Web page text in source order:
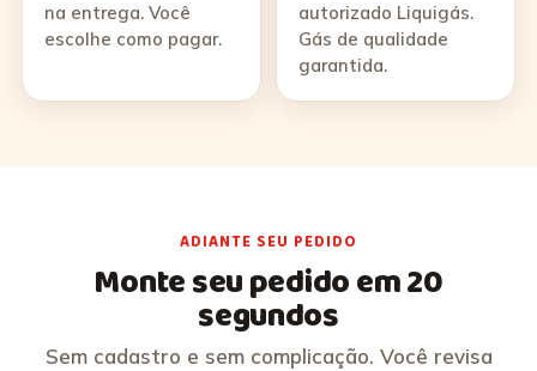
na entrega. Você
escolhe como pagar.
autorizado Liquigás.
Gás de qualidade
garantida.
ADIANTE SEU PEDIDO
Monte seu pedido em 20
segundos
Sem cadastro e sem complicação. Você revisa